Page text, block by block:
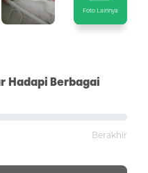
Foto Lainnya
Hadapi Berbagai
Berakhir